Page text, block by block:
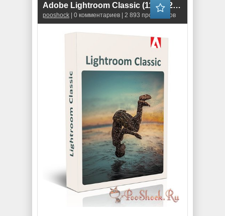
Adobe Lightroom Classic (11.3.1.20) RePack
pooshock | 0 комментариев | 2 893 просмотров